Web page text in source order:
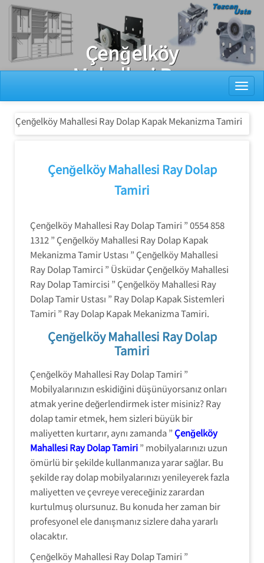
Ray Dolap Tamiri
Çenğelköy
Mahallesi Ray
Dolap Kapak
Mekanizma
Tamiri
Çenğelköy Mahallesi Ray Dolap Kapak Mekanizma Tamiri
Çenğelköy Mahallesi Ray Dolap
Tamiri
Çenğelköy Mahallesi Ray Dolap Tamiri ” 0554 858
1312 ” Çenğelköy Mahallesi Ray Dolap Kapak
Mekanizma Tamir Ustası ” Çenğelköy Mahallesi
Ray Dolap Tamirci ” Üsküdar Çenğelköy Mahallesi
Ray Dolap Tamircisi ” Çenğelköy Mahallesi Ray
Dolap Tamir Ustası ” Ray Dolap Kapak Sistemleri
Tamiri ” Ray Dolap Kapak Mekanizma Tamiri.
Çenğelköy Mahallesi Ray Dolap
Tamiri
Çenğelköy Mahallesi Ray Dolap Tamiri ”
Mobilyalarınızın eskidiğini düşünüyorsanız onları
atmak yerine değerlendirmek ister misiniz? Ray
dolap tamir etmek, hem sizleri büyük bir
maliyetten kurtarır, aynı zamanda ”Çenğelköy
Mahallesi Ray Dolap Tamiri” mobilyalarınızı uzun
ömürlü bir şekilde kullanmanıza yarar sağlar. Bu
şekilde ray dolap mobilyalarınızı yenileyerek fazla
maliyetten ve çevreye vereceğiniz zarardan
kurtulmuş olursunuz. Bu konuda her zaman bir
profesyonel ele danışmanız sizlere daha yararlı
olacaktır.
Çenğelköy Mahallesi Ray Dolap Tamiri ”